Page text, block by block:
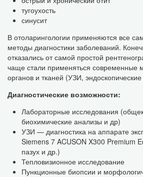
тугоухость
синусит
В отоларингологии применяются все
методы диагностики заболеваний.
отказались от самой простой
чаще стали применяться современные
органов и тканей (УЗИ,
Диагностические возможности:
Лабораторные исследования
биохимические анализы и др)
УЗИ — диагностика на аппарате
Siemens 7 ACUSON X300 Premium
пазух и др.)
Тепловизионное исследование
Пункционные биопсии и